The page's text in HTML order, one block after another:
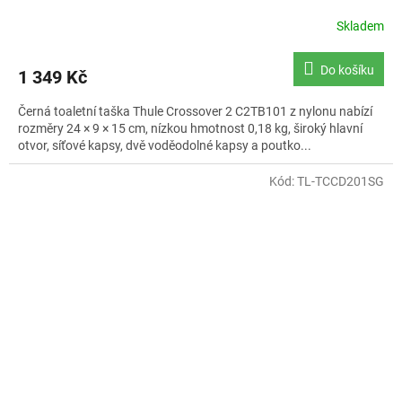
Skladem
1 349 Kč Do košíku
Černá toaletní taška Thule Crossover 2 C2TB101 z nylonu nabízí
rozměry 24 × 9 × 15 cm, nízkou hmotnost 0,18 kg, široký hlavní
otvor, síťové kapsy, dvě voděodolné kapsy a poutko...
Kód:TL-TCCD201SG